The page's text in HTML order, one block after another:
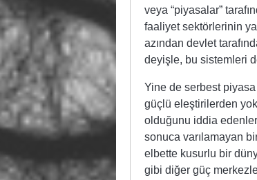
veya “piyasalar”
faaliyet sektörlerinin
azından devlet
deyişle, bu sistemleri
Yine de serbest
güçlü eleştirilerden
olduğunu iddia
sonuca varılamayan
elbette kusurlu bir
gibi diğer güç